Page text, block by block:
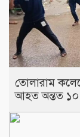
তোলারাম
আহত অন্তত ১০